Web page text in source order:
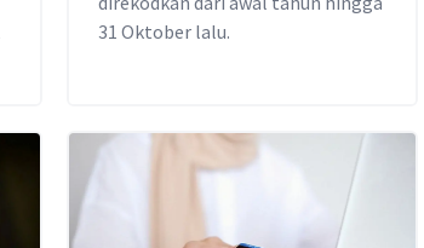
31 Oktober lalu.